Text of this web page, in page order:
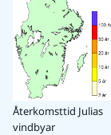
Återkomsttid Julias
vindbyar